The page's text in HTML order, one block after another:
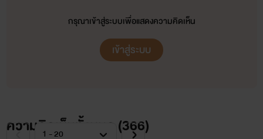
กรุณาเข้าสู่ระบบเพื่อแสดงความคิดเห็น
เข้าสู่ระบบ
ความคิดเห็นทั้งหมด (366)